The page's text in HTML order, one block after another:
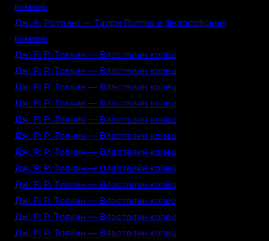
камень
Дж. К. Роулинг — Гарри Поттер и философский
камень
Дж. Р. Р. Толкин — Властелин колец
Дж. Р. Р. Толкин — Властелин колец
Дж. Р. Р. Толкин — Властелин колец
Дж. Р. Р. Толкин — Властелин колец
Дж. Р. Р. Толкин — Властелин колец
Дж. Р. Р. Толкин — Властелин колец
Дж. Р. Р. Толкин — Властелин колец
Дж. Р. Р. Толкин — Властелин колец
Дж. Р. Р. Толкин — Властелин колец
Дж. Р. Р. Толкин — Властелин колец
Дж. Р. Р. Толкин — Властелин колец
Дж. Р. Р. Толкин — Властелин колец